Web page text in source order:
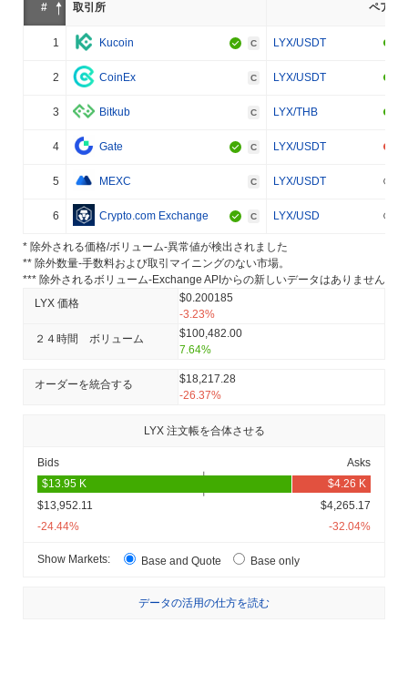
# 取引所 ペア
1 Kucoin C LYX/USDT
2 CoinEx C LYX/USDT
3 Bitkub C LYX/THB
4 Gate C LYX/USDT
5 MEXC C LYX/USDT
6 Crypto.com Exchange C LYX/USD
* 除外される価格/ボリューム-異常値が検出されました
** 除外数量-手数料および取引マイニングのない市場。
*** 除外されるボリューム-Exchange APIからの新しいデータはありません
LYX 価格
$0.200185
-3.23%
２４時間 ボリューム
$100,482.00
7.64%
オーダーを統合する
$18,217.28
-26.37%
LYX 注文帳を合体させる
Bids Asks
$13,952.11
$4,265.17
-24.44%
-32.04%
Show Markets: Base and Quote Base only
データの活用の仕方を読む